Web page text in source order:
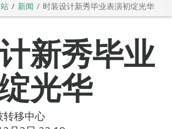
新闻 时装设计新秀毕业表演初绽光华
新秀毕业
光华
转移中心